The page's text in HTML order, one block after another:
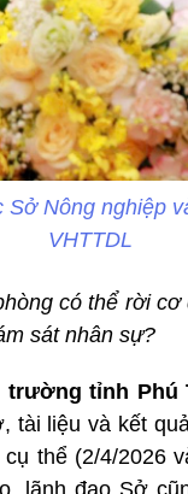
Nông nghiệp
VHTTDL
có thể rời
sát nhân sự?
trường tỉnh Phú
liệu và kết
thể (2/4/2026